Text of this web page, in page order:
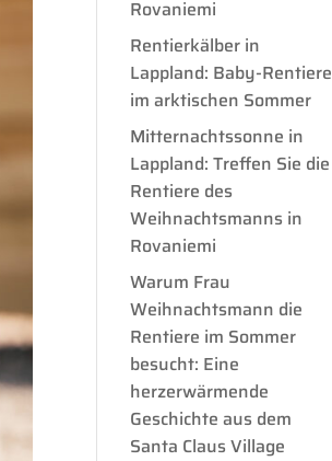
Rovaniemi
Rentierkälber in
Lappland: Baby-Rentiere
im arktischen Sommer
Mitternachtssonne in
Lappland: Treffen Sie die
Rentiere des
Weihnachtsmanns in
Rovaniemi
Warum Frau
Weihnachtsmann die
Rentiere im Sommer
besucht: Eine
herzerwärmende
Geschichte aus dem
Santa Claus Village